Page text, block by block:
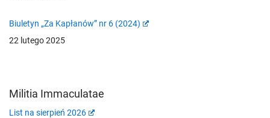
Biuletyn „Za Kapłanów” nr 6 (2024)
22 lutego 2025
Militia Immaculatae
List na sierpień 2026